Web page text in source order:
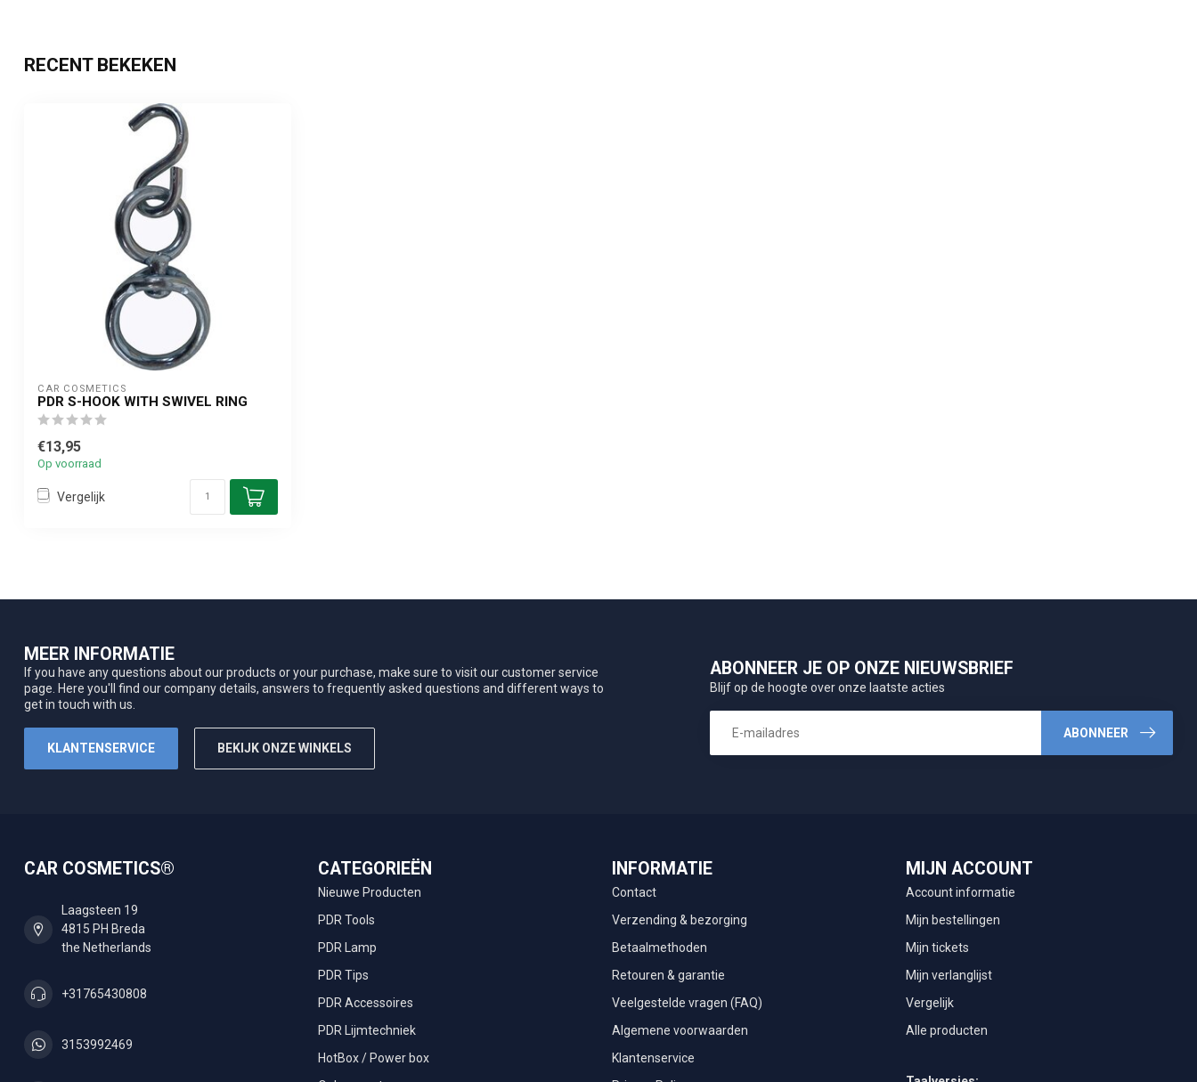
RECENT BEKEKEN
CAR COSMETICS
PDR S-HOOK WITH SWIVEL RING
€13,95
Op voorraad
Vergelijk
MEER INFORMATIE
If you have any questions about our products or your purchase, make sure to visit our customer service
page. Here you'll find our company details, answers to frequently asked questions and different ways to
get in touch with us.
KLANTENSERVICE BEKIJK ONZE WINKELS
ABONNEER JE OP ONZE NIEUWSBRIEF
Blijf op de hoogte over onze laatste acties
ABONNEER
CAR COSMETICS®
Laagsteen 19
4815 PH Breda
the Netherlands
+31765430808
3153992469
CATEGORIEËN
Nieuwe Producten
PDR Tools
PDR Lamp
PDR Tips
PDR Accessoires
PDR Lijmtechniek
HotBox / Power box
INFORMATIE
Contact
Verzending & bezorging
Betaalmethoden
Retouren & garantie
Veelgestelde vragen (FAQ)
Algemene voorwaarden
Klantenservice
MIJN ACCOUNT
Account informatie
Mijn bestellingen
Mijn tickets
Mijn verlanglijst
Vergelijk
Alle producten